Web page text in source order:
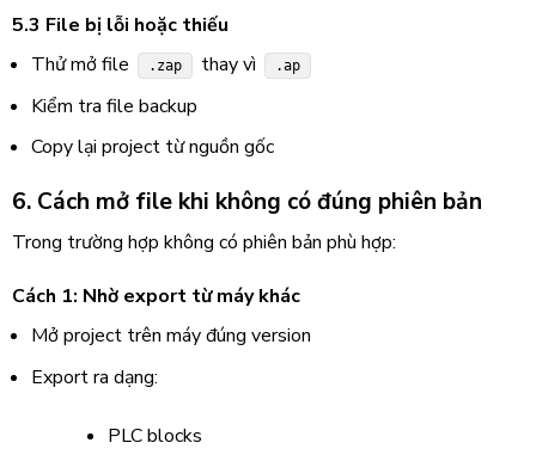
5.3 File bị lỗi hoặc thiếu
Thử mở file
.zap thay vì .ap
Kiểm tra file backup
Copy lại project từ nguồn gốc
6. Cách mở file khi không có đúng phiên bản
Trong trường hợp không có phiên bản phù hợp:
Cách 1: Nhờ export từ máy khác
Mở project trên máy đúng version
Export ra dạng:
PLC blocks